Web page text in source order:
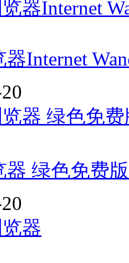
器Internet
Internet
器 绿色免费
器 绿色免费版
器